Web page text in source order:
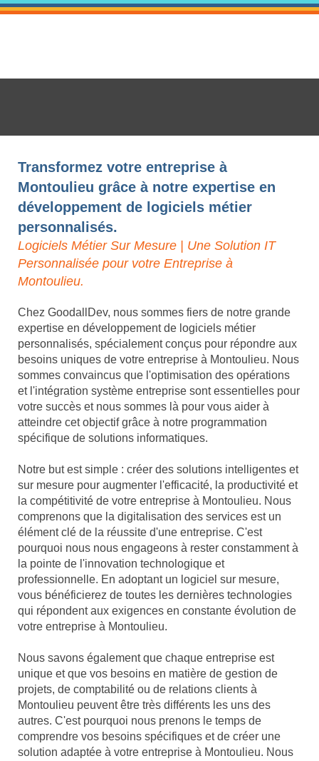
Transformez votre entreprise à
Montoulieu grâce à notre expertise en
développement de logiciels métier
personnalisés.
Logiciels Métier Sur Mesure | Une Solution IT
Personnalisée pour votre Entreprise à
Montoulieu.
Chez GoodallDev, nous sommes fiers de notre grande
expertise en développement de logiciels métier
personnalisés, spécialement conçus pour répondre aux
besoins uniques de votre entreprise à Montoulieu. Nous
sommes convaincus que l'optimisation des opérations
et l'intégration système entreprise sont essentielles pour
votre succès et nous sommes là pour vous aider à
atteindre cet objectif grâce à notre programmation
spécifique de solutions informatiques.
Notre but est simple : créer des solutions intelligentes et
sur mesure pour augmenter l'efficacité, la productivité et
la compétitivité de votre entreprise à Montoulieu. Nous
comprenons que la digitalisation des services est un
élément clé de la réussite d'une entreprise. C'est
pourquoi nous nous engageons à rester constamment à
la pointe de l'innovation technologique et
professionnelle. En adoptant un logiciel sur mesure,
vous bénéficierez de toutes les dernières technologies
qui répondent aux exigences en constante évolution de
votre entreprise à Montoulieu.
Nous savons également que chaque entreprise est
unique et que vos besoins en matière de gestion de
projets, de comptabilité ou de relations clients à
Montoulieu peuvent être très différents les uns des
autres. C'est pourquoi nous prenons le temps de
comprendre vos besoins spécifiques et de créer une
solution adaptée à votre entreprise à Montoulieu. Nous